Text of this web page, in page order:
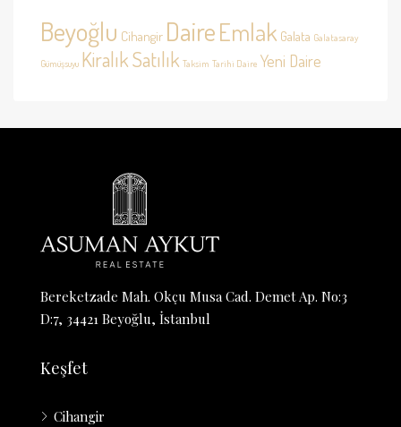
Beyoğlu Cihangir DaireEmlak Galata Galatasaray
Gümüşsuyu KiralıkSatılık Taksim Tarihi Daire Yeni Daire
Bereketzade Mah. Okçu Musa Cad. Demet Ap. No:3
D:7, 34421 Beyoğlu, İstanbul
Keşfet
Cihangir